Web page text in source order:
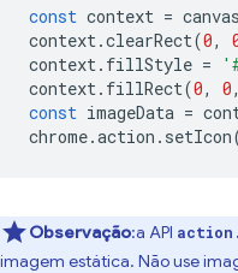
const context = canvas
context.clearRect(0,
context. fillStyle =
context. fillRect(0, 0,
const imageData =
chrome.action . setIcon
Observação:a API
imagem estática. Não use